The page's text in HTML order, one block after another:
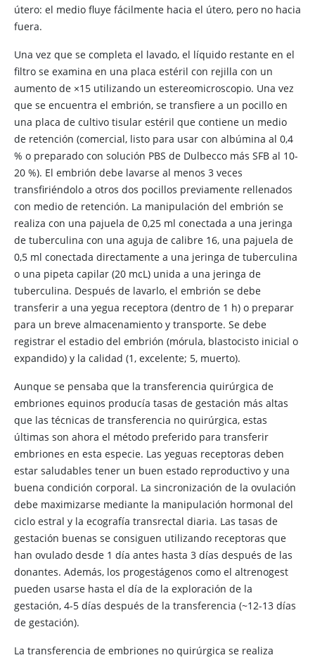
útero: el medio fluye fácilmente hacia el útero, pero no hacia
fuera.
Una vez que se completa el lavado, el líquido restante en el
filtro se examina en una placa estéril con rejilla con un
aumento de ×15 utilizando un estereomicroscopio. Una vez
que se encuentra el embrión, se transfiere a un pocillo en
una placa de cultivo tisular estéril que contiene un medio
de retención (comercial, listo para usar con albúmina al 0,4
% o preparado con solución PBS de Dulbecco más SFB al 10-
20 %). El embrión debe lavarse al menos 3 veces
transfiriéndolo a otros dos pocillos previamente rellenados
con medio de retención. La manipulación del embrión se
realiza con una pajuela de 0,25 ml conectada a una jeringa
de tuberculina con una aguja de calibre 16, una pajuela de
0,5 ml conectada directamente a una jeringa de tuberculina
o una pipeta capilar (20 mcL) unida a una jeringa de
tuberculina. Después de lavarlo, el embrión se debe
transferir a una yegua receptora (dentro de 1 h) o preparar
para un breve almacenamiento y transporte. Se debe
registrar el estadio del embrión (mórula, blastocisto inicial o
expandido) y la calidad (1, excelente; 5, muerto).
Aunque se pensaba que la transferencia quirúrgica de
embriones equinos producía tasas de gestación más altas
que las técnicas de transferencia no quirúrgica, estas
últimas son ahora el método preferido para transferir
embriones en esta especie. Las yeguas receptoras deben
estar saludables tener un buen estado reproductivo y una
buena condición corporal. La sincronización de la ovulación
debe maximizarse mediante la manipulación hormonal del
ciclo estral y la ecografía transrectal diaria. Las tasas de
gestación buenas se consiguen utilizando receptoras que
han ovulado desde 1 día antes hasta 3 días después de las
donantes. Además, los progestágenos como el altrenogest
pueden usarse hasta el día de la exploración de la
gestación, 4-5 días después de la transferencia (~12-13 días
de gestación).
La transferencia de embriones no quirúrgica se realiza